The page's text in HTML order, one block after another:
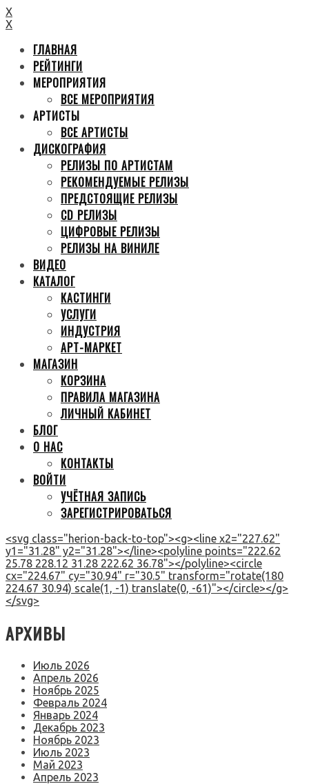
X
X
ГЛАВНАЯ
РЕЙТИНГИ
МЕРОПРИЯТИЯ
ВСЕ МЕРОПРИЯТИЯ
АРТИСТЫ
ВСЕ АРТИСТЫ
ДИСКОГРАФИЯ
РЕЛИЗЫ ПО АРТИСТАМ
РЕКОМЕНДУЕМЫЕ РЕЛИЗЫ
ПРЕДСТОЯЩИЕ РЕЛИЗЫ
CD РЕЛИЗЫ
ЦИФРОВЫЕ РЕЛИЗЫ
РЕЛИЗЫ НА ВИНИЛЕ
ВИДЕО
КАТАЛОГ
КАСТИНГИ
УСЛУГИ
ИНДУСТРИЯ
АРТ-МАРКЕТ
МАГАЗИН
КОРЗИНА
ПРАВИЛА МАГАЗИНА
ЛИЧНЫЙ КАБИНЕТ
БЛОГ
О НАС
КОНТАКТЫ
ВОЙТИ
УЧЁТНАЯ ЗАПИСЬ
ЗАРЕГИСТРИРОВАТЬСЯ
<svg class="herion-back-to-top"><g><line x2="227.62"
y1="31.28" y2="31.28"></line><polyline points="222.62
25.78 228.12 31.28 222.62 36.78"></polyline><circle
cx="224.67" cy="30.94" r="30.5" transform="rotate(180
224.67 30.94) scale(1, -1) translate(0, -61)"></circle></g>
</svg>
АРХИВЫ
Июль 2026
Апрель 2026
Ноябрь 2025
Февраль 2024
Январь 2024
Декабрь 2023
Ноябрь 2023
Июль 2023
Май 2023
Апрель 2023